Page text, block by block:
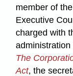
member of the
Executive
charged with
administration
The
Act, the